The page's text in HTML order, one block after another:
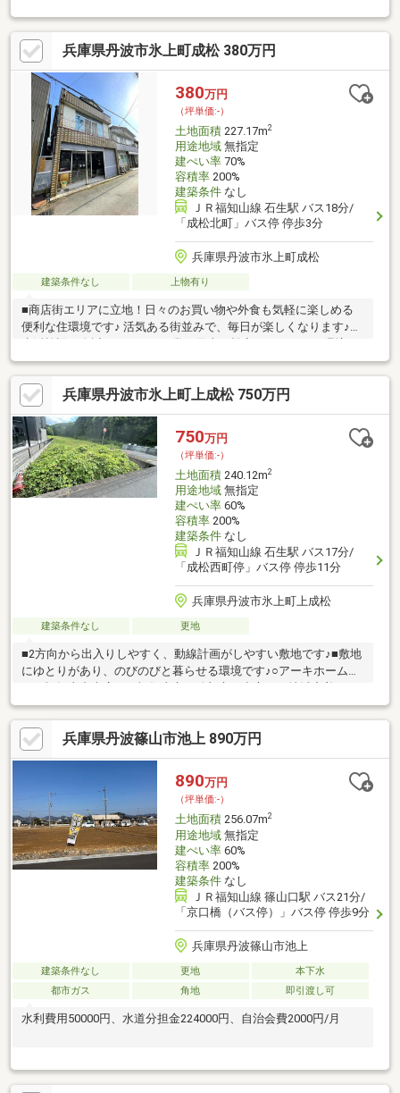
に、地域密着ナンバー１を目指しています！○家を買いたい・売
りたい・リフォームしたいお客様にたくさんの情報を迅速に提供
いたします！○物件情報・住宅ローンetc...どんな事でもお気軽に
ご相談ください！○見るだけOK!聞くだけOK!ご相談は無料です！
ご来店、お問い合わせをお待ちしております♪
兵庫県丹波市氷上町成松 380万円
380万円
（坪単価:-）
土地面積227.17m2
用途地域無指定
建ぺい率70%
容積率200%
建築条件なし
ＪＲ福知山線 石生駅 バス18分/
「成松北町」バス停 停歩3分
兵庫県丹波市氷上町成松
建築条件なし 上物有り
■商店街エリアに立地！日々のお買い物や外食も気軽に楽しめる
便利な住環境です♪ 活気ある街並みで、毎日が楽しくなります♪■
す♪○アーキホームライフ福知山中央店では福知山市・綾部市を中
心に、地域密着ナンバー１を目指しています！○家を買いたい・
売りたい・リフォームしたいお客様にたくさんの情報を迅速に提
供いたします！○物件情報・住宅ローンetc...どんな事でもお気軽
にご相談ください！○見るだけOK!聞くだけOK!ご相談は無料で
す！ご来店、お問い合わせをお待ちしております♪
兵庫県丹波市氷上町上成松 750万円
750万円
（坪単価:-）
土地面積240.12m2
用途地域無指定
建ぺい率60%
容積率200%
建築条件なし
ＪＲ福知山線 石生駅 バス17分/
「成松西町停」バス停 停歩11分
兵庫県丹波市氷上町上成松
建築条件なし 更地
■2方向から出入りしやすく、動線計画がしやすい敷地です♪■敷地
にゆとりがあり、のびのびと暮らせる環境です♪○アーキホームラ
バー１を目指しています！○家を買いたい・売りたい・リフォー
ムしたいお客様にたくさんの情報を迅速に提供いたします！○物
件情報・住宅ローンetc...どんな事でもお気軽にご相談ください！
○見るだけOK!聞くだけOK!ご相談は無料です！ご来店、お問い合
兵庫県丹波篠山市池上 890万円
890万円
（坪単価:-）
土地面積256.07m2
用途地域無指定
建ぺい率60%
容積率200%
建築条件なし
ＪＲ福知山線 篠山口駅 バス21分/
「京口橋（バス停）」バス停 停歩9分
兵庫県丹波篠山市池上
建築条件なし 更地
本下水
都市ガス
角地 即引渡し可
水利費用50000円、水道分担金224000円、自治会費2000円/月